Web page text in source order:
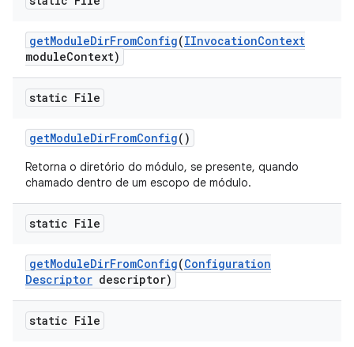
getModuleDirFromConfig(IInvocationContext
moduleContext)
static File
getModuleDirFromConfig()
Retorna o diretório do módulo, se presente, quando
chamado dentro de um escopo de módulo.
static File
getModuleDirFromConfig(Configuration
Descriptor descriptor)
static File